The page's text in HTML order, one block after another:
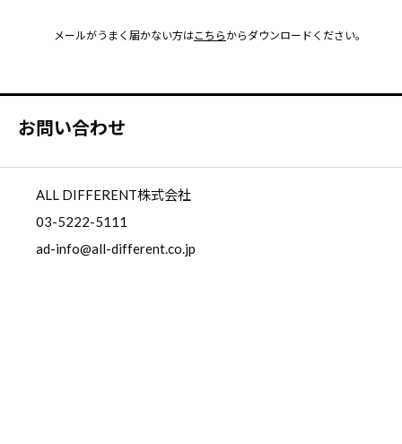
メールがうまく届かない方はこちら からダウンロードください。
お問い合わせ
ALL DIFFERENT株式会社
03-5222-5111
ad-info@all-different.co.jp